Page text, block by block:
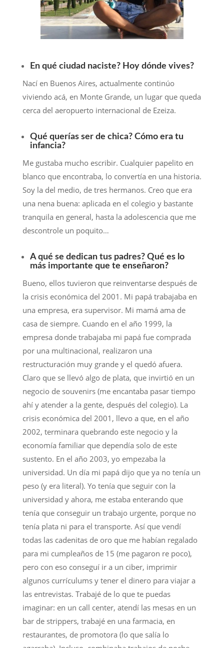
En qué ciudad naciste? Hoy dónde vives?
Nací en Buenos Aires, actualmente continúo
viviendo acá, en Monte Grande, un lugar que queda
cerca del aeropuerto internacional de Ezeiza.
Qué querías ser de chica? Cómo era tu
infancia?
Me gustaba mucho escribir. Cualquier papelito en
blanco que encontraba, lo convertía en una historia.
Soy la del medio, de tres hermanos. Creo que era
una nena buena: aplicada en el colegio y bastante
tranquila en general, hasta la adolescencia que me
descontrole un poquito…
A qué se dedican tus padres? Qué es lo
más importante que te enseñaron?
Bueno, ellos tuvieron que reinventarse después de
la crisis económica del 2001. Mi papá trabajaba en
una empresa, era supervisor. Mi mamá ama de
casa de siempre. Cuando en el año 1999, la
empresa donde trabajaba mi papá fue comprada
por una multinacional, realizaron una
restructuración muy grande y el quedó afuera.
Claro que se llevó algo de plata, que invirtió en un
negocio de souvenirs (me encantaba pasar tiempo
ahí y atender a la gente, después del colegio). La
crisis económica del 2001, llevo a que, en el año
2002, terminara quebrando este negocio y la
economía familiar que dependía solo de este
sustento. En el año 2003, yo empezaba la
universidad. Un día mi papá dijo que ya no tenía un
peso (y era literal). Yo tenía que seguir con la
universidad y ahora, me estaba enterando que
tenía que conseguir un trabajo urgente, porque no
tenía plata ni para el transporte. Así que vendí
todas las cadenitas de oro que me habían regalado
para mi cumpleaños de 15 (me pagaron re poco),
pero con eso conseguí ir a un ciber, imprimir
algunos currículums y tener el dinero para viajar a
las entrevistas. Trabajé de lo que te puedas
imaginar: en un call center, atendí las mesas en un
bar de strippers, trabajé en una farmacia, en
restaurantes, de promotora (lo que salía lo